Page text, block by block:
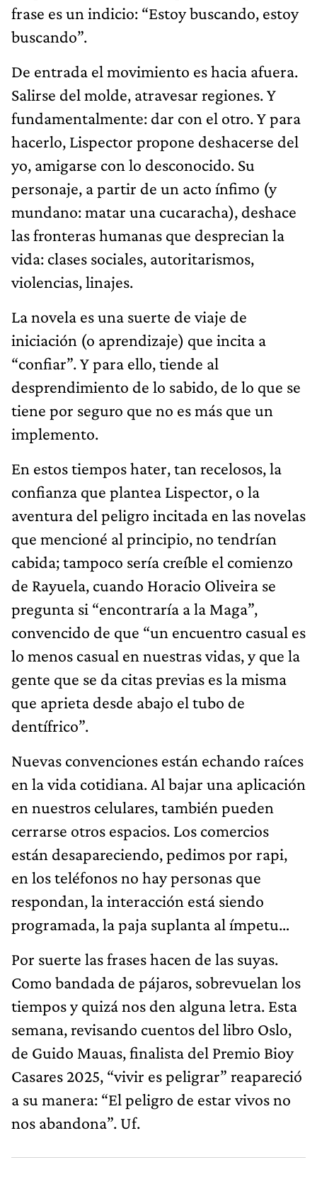
frase es un indicio: “Estoy buscando, estoy
buscando”.
De entrada el movimiento es hacia afuera.
Salirse del molde, atravesar regiones. Y
fundamentalmente: dar con el otro. Y para
hacerlo, Lispector propone deshacerse del
yo, amigarse con lo desconocido. Su
personaje, a partir de un acto ínfimo (y
mundano: matar una cucaracha), deshace
las fronteras humanas que desprecian la
vida: clases sociales, autoritarismos,
violencias, linajes.
La novela es una suerte de viaje de
iniciación (o aprendizaje) que incita a
“confiar”. Y para ello, tiende al
desprendimiento de lo sabido, de lo que se
tiene por seguro que no es más que un
implemento.
En estos tiempos hater, tan recelosos, la
confianza que plantea Lispector, o la
aventura del peligro incitada en las novelas
que mencioné al principio, no tendrían
cabida; tampoco sería creíble el comienzo
de Rayuela, cuando Horacio Oliveira se
pregunta si “encontraría a la Maga”,
convencido de que “un encuentro casual es
lo menos casual en nuestras vidas, y que la
gente que se da citas previas es la misma
que aprieta desde abajo el tubo de
dentífrico”.
Nuevas convenciones están echando raíces
en la vida cotidiana. Al bajar una aplicación
en nuestros celulares, también pueden
cerrarse otros espacios. Los comercios
están desapareciendo, pedimos por rapi,
en los teléfonos no hay personas que
respondan, la interacción está siendo
programada, la paja suplanta al ímpetu…
Por suerte las frases hacen de las suyas.
Como bandada de pájaros, sobrevuelan los
tiempos y quizá nos den alguna letra. Esta
semana, revisando cuentos del libro Oslo,
de Guido Mauas, finalista del Premio Bioy
Casares 2025, “vivir es peligrar” reapareció
a su manera: “El peligro de estar vivos no
nos abandona”. Uf.